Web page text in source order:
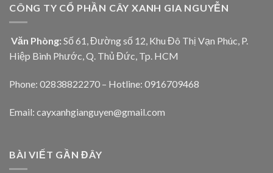
CÔNG TY CỔ PHẦN CÂY XANH GIA NGUYỄN
Văn Phòng: Số 61, Đường số 12, Khu Đô Thị Vạn Phúc, P.
Hiệp Bình Phước, Q. Thủ Đức, Tp. HCM
Phone: 02838822270 – Hotline: 0916709468
Email: cayxanhgianguyen@gmail.com
BÀI VIẾT GẦN ĐÂY